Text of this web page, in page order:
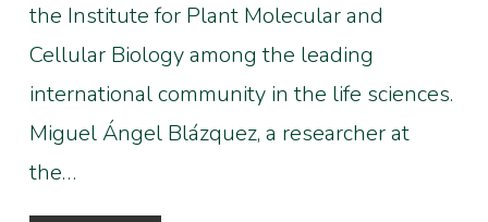
the Institute for Plant Molecular and
Cellular Biology among the leading
international community in the life sciences.
Miguel Ángel Blázquez, a researcher at
the…